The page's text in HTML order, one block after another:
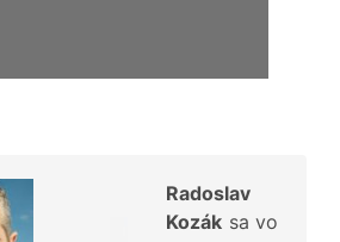
Radoslav
Kozák sa vo